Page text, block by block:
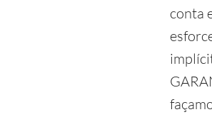
conta